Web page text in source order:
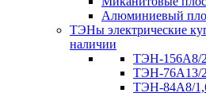
Алюминиевый
ТЭНы электрические
наличии
ТЭН-156А8/
ТЭН-76А13/
ТЭН-84А8/